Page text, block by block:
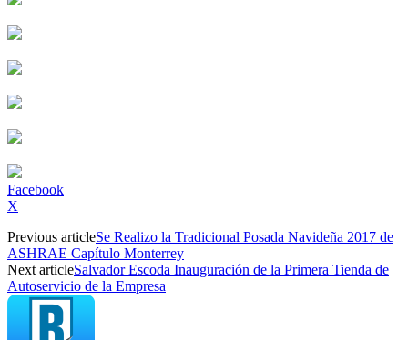
Facebook
X
Previous articleSe Realizo la Tradicional Posada Navideña 2017 de
ASHRAE Capítulo Monterrey
Next articleSalvador Escoda Inauguración de la Primera Tienda de
Autoservicio de la Empresa